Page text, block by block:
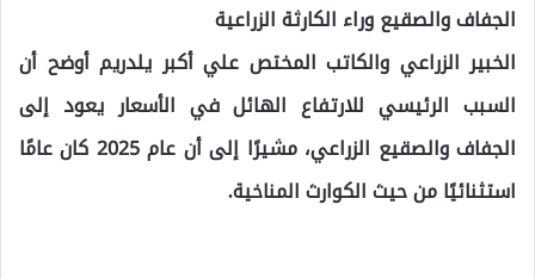
الجفاف والصقيع وراء الكارثة الزراعية
الخبير الزراعي والكاتب المختص علي أكبر يلدريم أوضح أن
السبب الرئيسي للارتفاع الهائل في الأسعار يعود إلى
الجفاف والصقيع الزراعي، مشيرًا إلى أن عام 2025 كان عامًا
استثنائيًا من حيث الكوارث المناخية.